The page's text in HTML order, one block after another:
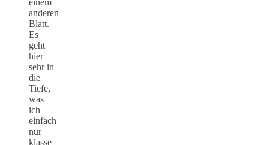
einem
anderen
Blatt.
Es
geht
hier
sehr in
die
Tiefe,
was
ich
einfach
nur
klasse